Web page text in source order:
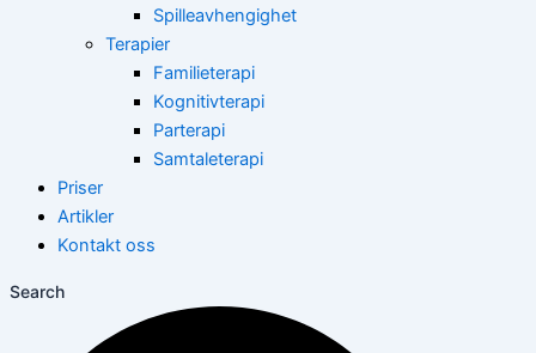
Spilleavhengighet
Terapier
Familieterapi
Kognitivterapi
Parterapi
Samtaleterapi
Priser
Artikler
Kontakt oss
Search